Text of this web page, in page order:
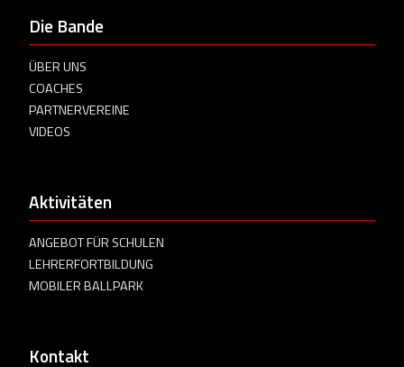
Die Bande
ÜBER UNS
COACHES
PARTNERVEREINE
VIDEOS
Aktivitäten
ANGEBOT FÜR SCHULEN
LEHRERFORTBILDUNG
MOBILER BALLPARK
Kontakt